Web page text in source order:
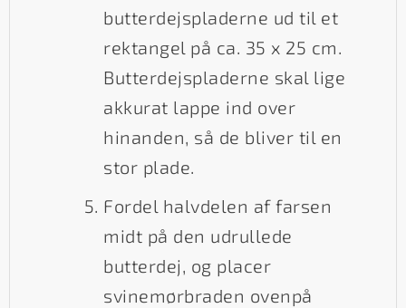
butterdejspladerne ud til et
rektangel på ca. 35 x 25 cm.
Butterdejspladerne skal lige
akkurat lappe ind over
hinanden, så de bliver til en
stor plade.
Fordel halvdelen af farsen
midt på den udrullede
butterdej, og placer
svinemørbraden ovenpå